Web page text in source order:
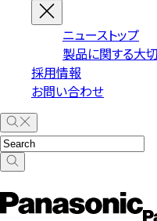
ニューストップ
製品に関する大
採用情報
お問い合わせ